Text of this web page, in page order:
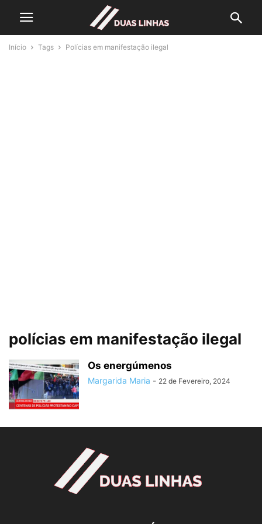
Início Tags Polícias em manifestação ilegal
polícias em manifestação ilegal
Os energúmenos
Margarida Maria - 22 de Fevereiro, 2024